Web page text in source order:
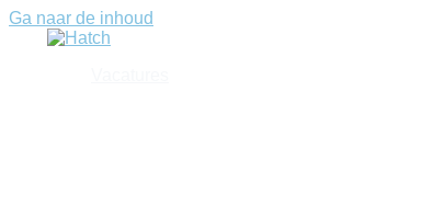
Ga naar de inhoud